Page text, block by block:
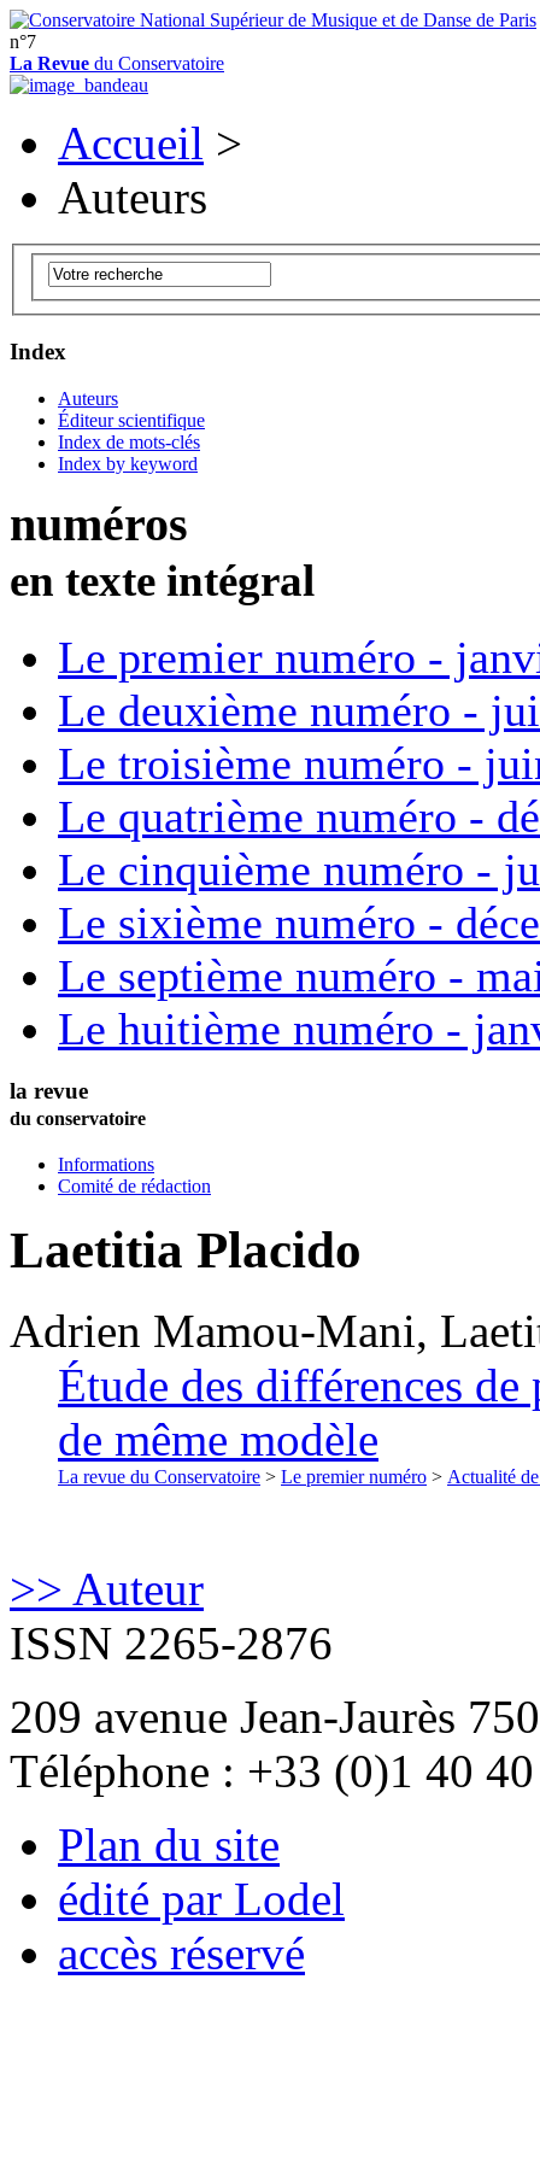
n°7
La Revue du Conservatoire
Accueil >
Auteurs
Index
Auteurs
Éditeur scientifique
Index de mots-clés
Index by keyword
numéros
en texte intégral
Le premier numéro -
Le deuxième numéro -
Le troisième numéro -
Le quatrième numéro -
Le cinquième numéro -
Le sixième numéro -
Le septième numéro -
Le huitième numéro -
la revue
du conservatoire
Informations
Comité de rédaction
Laetitia Placido
Adrien Mamou-Mani,
Étude des différences
de même modèle
La revue du Conservatoire > Le premier numéro > Actualité
>> Auteur
ISSN 2265-2876
209 avenue Jean-Jaurès
Téléphone : +33 (0)1 40
Plan du site
édité par Lodel
accès réservé